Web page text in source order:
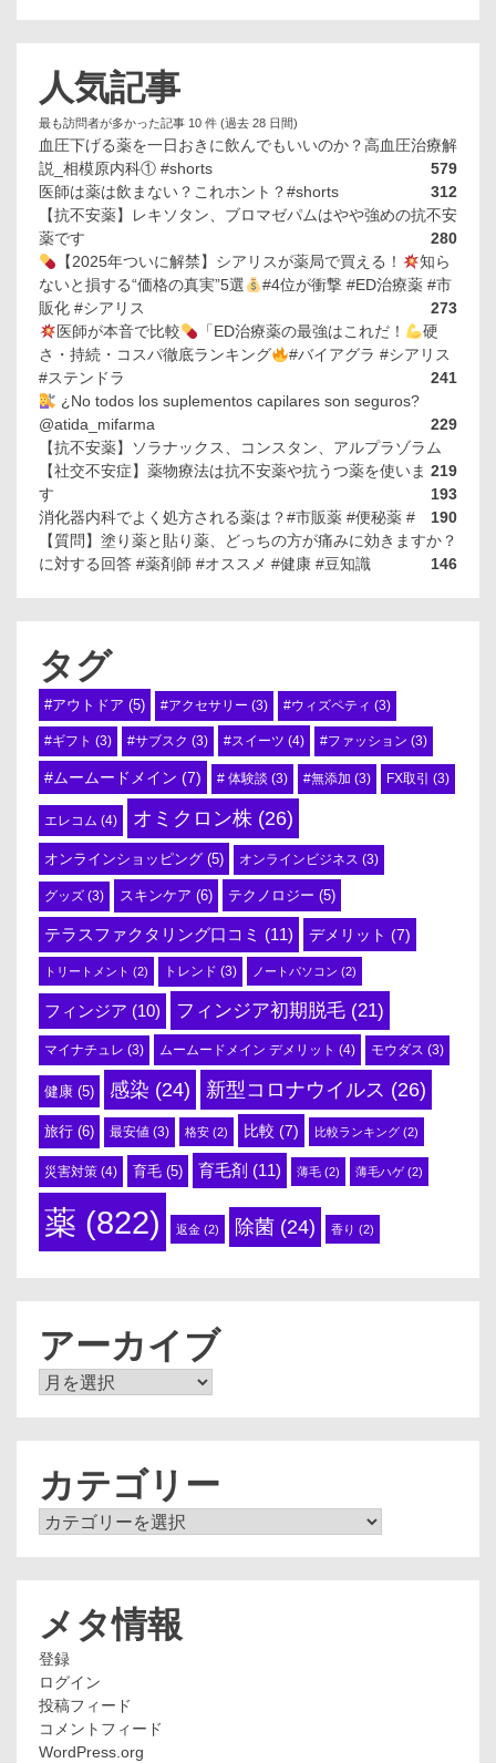
人気記事
最も訪問者が多かった記事 10 件 (過去 28 日間)
血圧下げる薬を一日おきに飲んでもいいのか？高血圧治療解
説_相模原内科① #shorts
579
医師は薬は飲まない？これホント？#shorts
312
【抗不安薬】レキソタン、ブロマゼパムはやや強めの抗不安
薬です
280
【2025年ついに解禁】シアリスが薬局で買える！
知ら
ないと損する“価格の真実”5選
#4位が衝撃 #ED治療薬 #市
販化 #シアリス
273
医師が本音で比較
「ED治療薬の最強はこれだ！
硬
さ・持続・コスパ徹底ランキング
#バイアグラ #シアリス
#ステンドラ
241
¿No todos los suplementos capilares son seguros?
@atida_mifarma
229
【抗不安薬】ソラナックス、コンスタン、アルプラゾラム
219
【社交不安症】薬物療法は抗不安薬や抗うつ薬を使いま
す
193
消化器内科でよく処方される薬は？#市販薬 #便秘薬 #
190
【質問】塗り薬と貼り薬、どっちの方が痛みに効きますか？
に対する回答 #薬剤師 #オススメ #健康 #豆知識
146
タグ
#アウトドア (5) #アクセサリー (3) #ウィズペティ (3)
#ギフト (3) #サブスク (3) #スイーツ (4) #ファッション (3)
#ムームードメイン (7) # 体験談 (3) #無添加 (3) FX取引 (3)
エレコム (4) オミクロン株 (26)
オンラインショッピング (5) オンラインビジネス (3)
グッズ (3) スキンケア (6) テクノロジー (5)
テラスファクタリング口コミ (11) デメリット (7)
トリートメント (2) トレンド (3) ノートパソコン (2)
フィンジア (10) フィンジア初期脱毛 (21)
マイナチュレ (3) ムームードメイン デメリット (4) モウダス (3)
健康 (5) 感染 (24) 新型コロナウイルス (26)
旅行 (6) 最安値 (3) 格安 (2) 比較 (7) 比較ランキング (2)
災害対策 (4) 育毛 (5) 育毛剤 (11) 薄毛 (2) 薄毛ハゲ(2)
薬 (822) 返金 (2) 除菌 (24) 香り (2)
アーカイブ
ア
カテゴリー
カ
メタ情報
登録
ログイン
投稿フィード
コメントフィード
WordPress.org